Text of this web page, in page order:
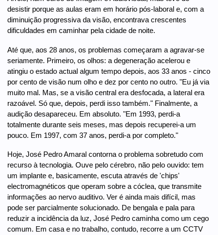
desistir porque as aulas eram em horário pós-laboral e, com a
diminuição progressiva da visão, encontrava crescentes
dificuldades em caminhar pela cidade de noite.
Até que, aos 28 anos, os problemas começaram a agravar-se
seriamente. Primeiro, os olhos: a degeneração acelerou e
atingiu o estado actual algum tempo depois, aos 33 anos - cinco
por cento de visão num olho e dez por cento no outro. "Eu já via
muito mal. Mas, se a visão central era desfocada, a lateral era
razoável. Só que, depois, perdi isso também." Finalmente, a
audição desapareceu. Em absoluto. "Em 1993, perdi-a
totalmente durante seis meses, mas depois recuperei-a um
pouco. Em 1997, com 37 anos, perdi-a por completo."
Hoje, José Pedro Amaral contorna o problema sobretudo com
recurso à tecnologia. Ouve pelo cérebro, não pelo ouvido: tem
um implante e, basicamente, escuta através de 'chips'
electromagnéticos que operam sobre a cóclea, que transmite
informações ao nervo auditivo. Ver é ainda mais difícil, mas
pode ser parcialmente solucionado. De bengala e pala para
reduzir a incidência da luz, José Pedro caminha como um cego
comum. Em casa e no trabalho, contudo, recorre a um CCTV